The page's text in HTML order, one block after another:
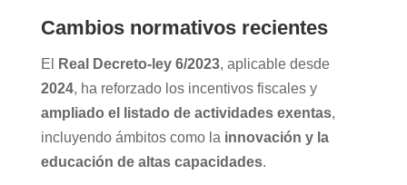
Cambios normativos recientes
El Real Decreto-ley 6/2023, aplicable desde
2024, ha reforzado los incentivos fiscales y
ampliado el listado de actividades exentas,
incluyendo ámbitos como la innovación y la
educación de altas capacidades.